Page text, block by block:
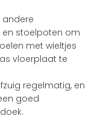
andere
stoelpoten om
met wieltjes
vloerplaat te
regelmatig, en
goed